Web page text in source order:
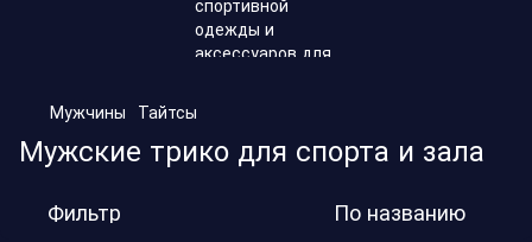
Мужчины Тайтсы
Мужские трико для спорта и зала
Фильтр По названию